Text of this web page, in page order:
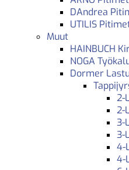
DAndrea
UTILIS
Muut
HAINBUCH
NOGA
Dormer
2-
2-
3-
3-
4-
4-